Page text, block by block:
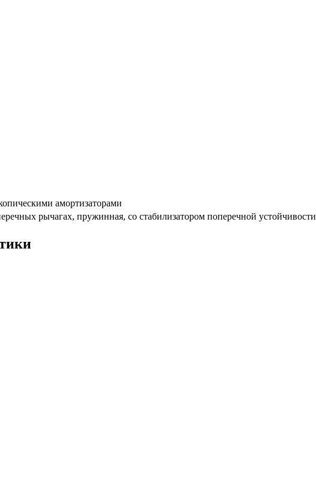
амортизаторами
рычагах, пружинная, со стабилизатором поперечной устойчивости